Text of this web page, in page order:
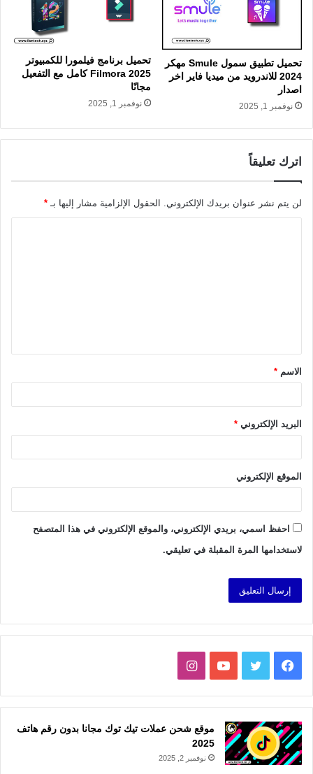
تحميل تطبيق سمول Smule مهكر
2024 للاندرويد من ميديا فاير اخر
اصدار
نوفمبر 1, 2025
تحميل برنامج فيلمورا للكمبيوتر
Filmora 2025 كامل مع التفعيل
مجانًا
نوفمبر 1, 2025
اترك تعليقاً
لن يتم نشر عنوان بريدك الإلكتروني. الحقول الإلزامية مشار إليها بـ *
ق
*الاسم *
البريد الإلكتروني *
الموقع الإلكتروني
احفظ اسمي، بريدي الإلكتروني، والموقع الإلكتروني في هذا المتصفح
لاستخدامها المرة المقبلة في تعليقي.
فيسبوك تويتر يوتيوبانستقرام
موقع شحن عملات تيك توك مجانا بدون رقم هاتف
2025
نوفمبر 2, 2025